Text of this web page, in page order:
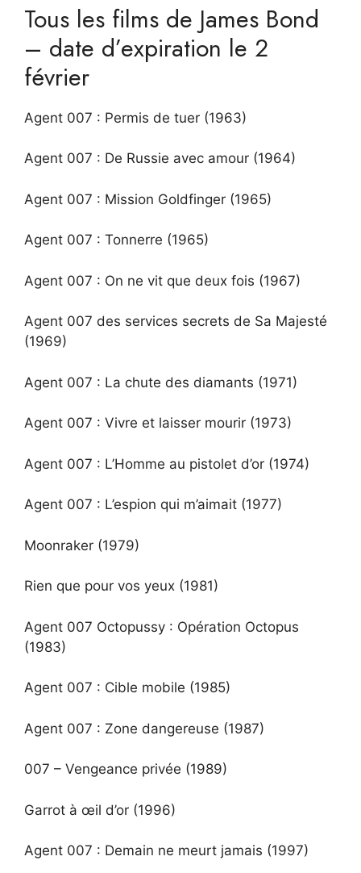
Tous les films de James Bond
– date d’expiration le 2
février
Agent 007 : Permis de tuer (1963)
Agent 007 : De Russie avec amour (1964)
Agent 007 : Mission Goldfinger (1965)
Agent 007 : Tonnerre (1965)
Agent 007 : On ne vit que deux fois (1967)
Agent 007 des services secrets de Sa Majesté
(1969)
Agent 007 : La chute des diamants (1971)
Agent 007 : Vivre et laisser mourir (1973)
Agent 007 : L’Homme au pistolet d’or (1974)
Agent 007 : L’espion qui m’aimait (1977)
Moonraker (1979)
Rien que pour vos yeux (1981)
Agent 007 Octopussy : Opération Octopus
(1983)
Agent 007 : Cible mobile (1985)
Agent 007 : Zone dangereuse (1987)
007 – Vengeance privée (1989)
Garrot à œil d’or (1996)
Agent 007 : Demain ne meurt jamais (1997)